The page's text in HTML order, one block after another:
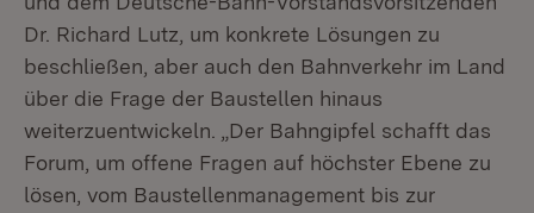
Dr. Richard Lutz, um konkrete Lösungen zu
beschließen, aber auch den Bahnverkehr im Land
über die Frage der Baustellen hinaus
weiterzuentwickeln. „Der Bahngipfel schafft das
Forum, um offene Fragen auf höchster Ebene zu
lösen, vom Baustellenmanagement bis zur